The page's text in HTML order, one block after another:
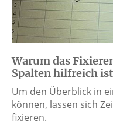
Warum das
Spalten hilfreich ist
Um den Überblick in
können, lassen sich
fixieren.